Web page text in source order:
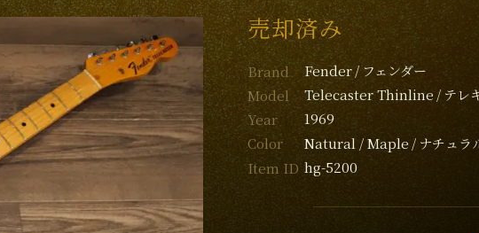
売却済み
Brand Fender
フェンダー
Model
Telecaster Thinline
テレ
Year
1969
Color
Natural / Maple
ナチュラ
Item ID hg-5200